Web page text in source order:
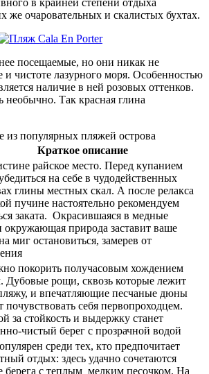
в крайней степени отдыха
же очаровательных и скалистых бухтах.
посещаемые, но они никак не
и чистоте лазурного моря. Особенностью
наличие в ней розовых оттенков.
необычно. Так красная глина
из популярных пляжей острова
Краткое описание
райское место. Перед купанием
на себе в чудодейственных
глины местных скал. А после релакса
пучине настоятельно рекомендуем
заката. Окрасившаяся в медные
окружающая природа заставит ваше
миг остановиться, замерев от
покорить получасовым хождением
Дубовые рощи, сквозь которые лежит
и впечатляющие песчаные дюны
почувствовать себя первопроходцем.
за стойкость и выдержку станет
чистый берег с прозрачной водой
среди тех, кто предпочитает
отдых: здесь удачно сочетаются
берега с теплым мелким песочком. На